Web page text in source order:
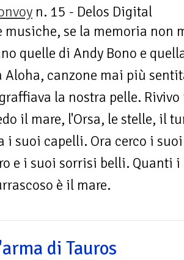
n. 15 - Delos Digital
musiche, se la memoria non
quelle di Andy Bono e
Aloha, canzone mai più
la nostra pelle.
il mare, l'Orsa, le stelle, il
i suoi capelli. Ora cerco i
e i suoi sorrisi belli. Quanti
è il mare.
di Tauros